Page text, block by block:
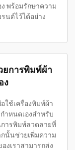
พร้อมรักษาความ
นด์ไว้ได้อย่าง
ยการพิมพ์ผ้า
ง
ใช้เครื่องพิมพ์ผ้า
ำหนดเองสำหรับ
ารพิมพ์ลวดลายที่
นั้นช่วยเพิ่มความ
งเราสามารถส่ง